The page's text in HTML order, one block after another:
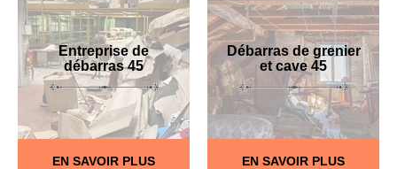
Entreprise de
débarras 45
EN SAVOIR PLUS
Débarras de grenier
et cave 45
EN SAVOIR PLUS